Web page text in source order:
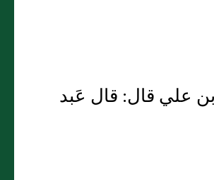
علي قال: قال عَبد